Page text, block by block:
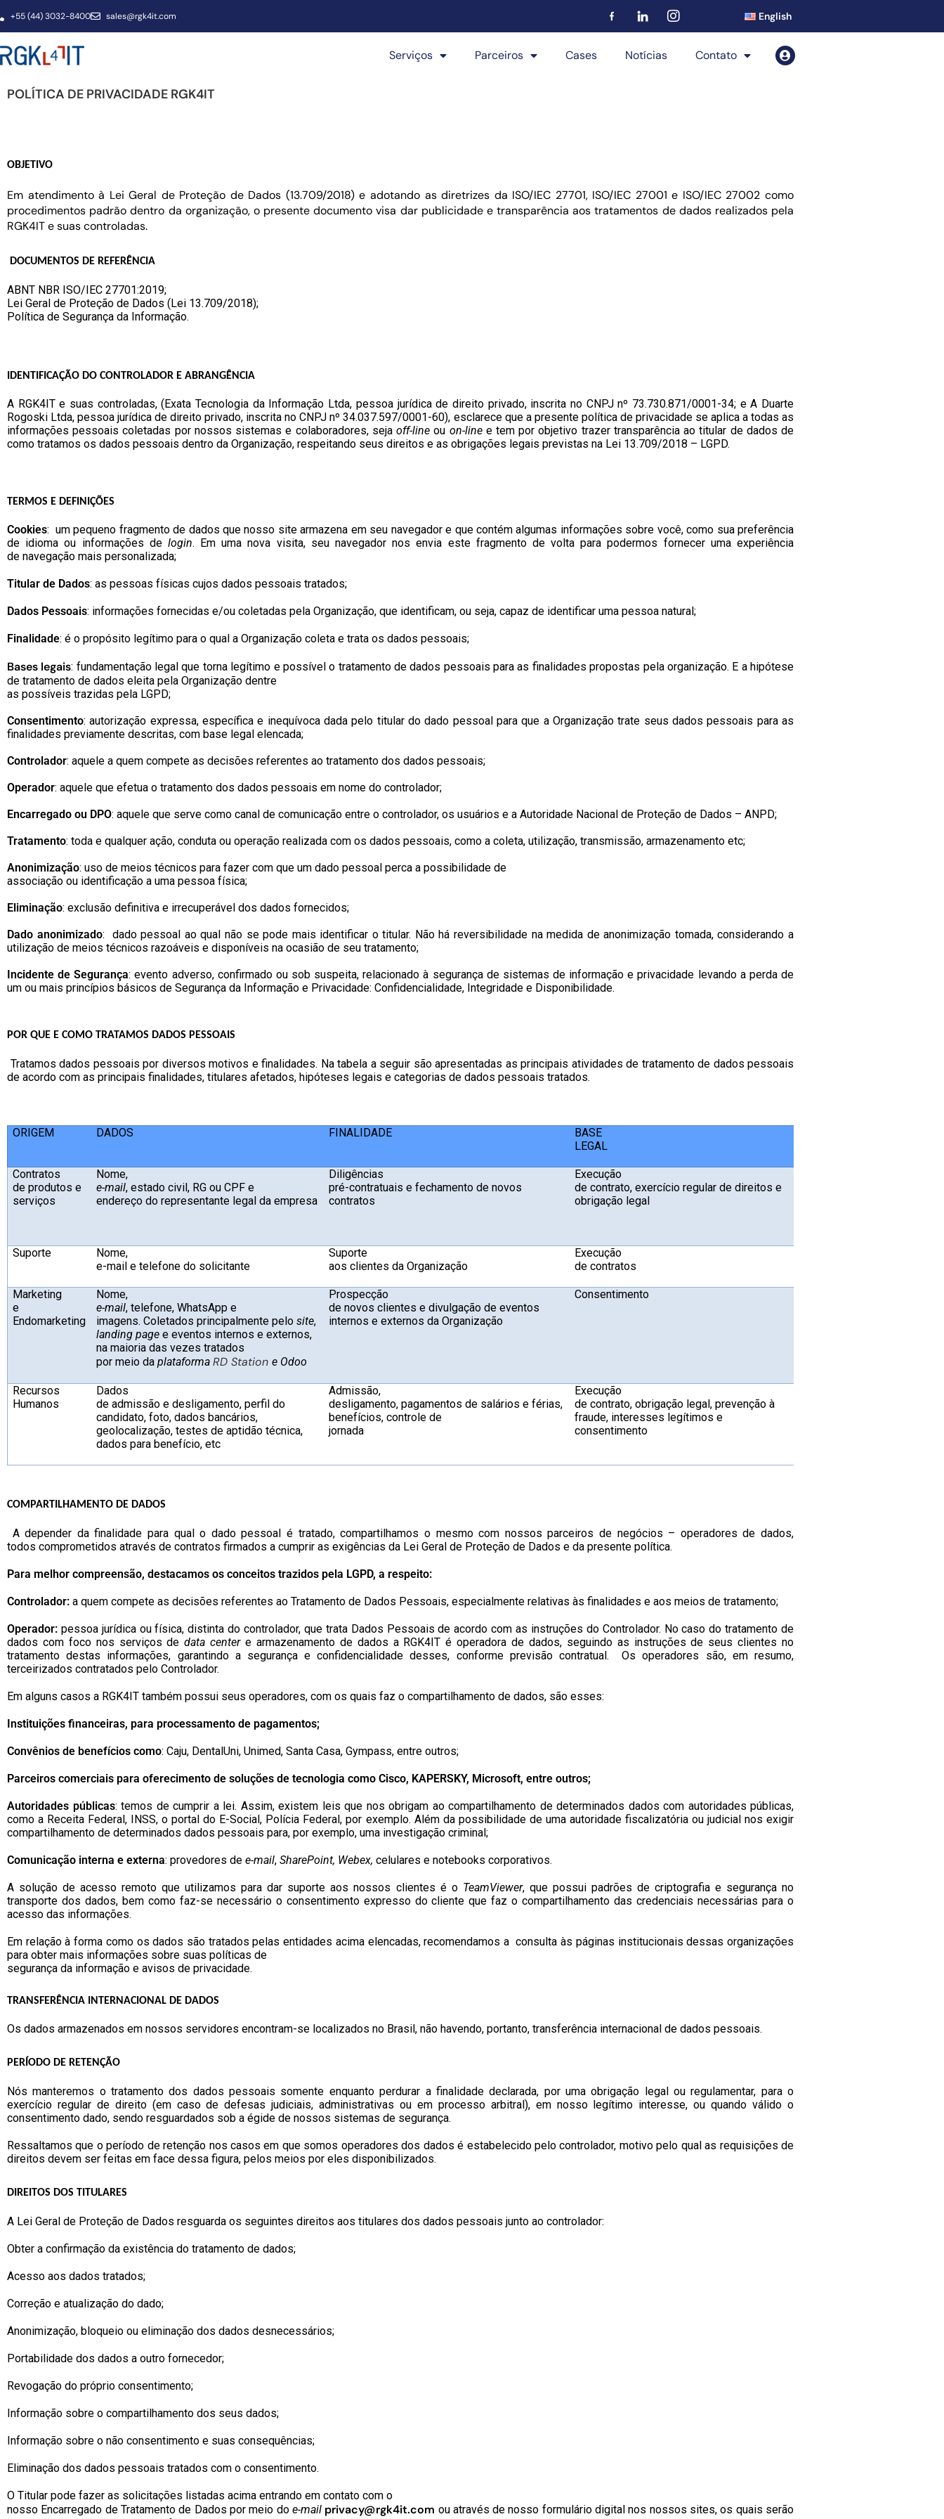
+55 (44) 3032-8400 sales@rgk4it.com English
Serviços Parceiros Cases Notícias Contato
POLÍTICA DE PRIVACIDADE RGK4IT
OBJETIVO
Em atendimento à Lei Geral de Proteção de Dados (13.709/2018) e adotando as diretrizes da ISO/IEC 27701, ISO/IEC 27001 e ISO/IEC 27002 como
procedimentos padrão dentro da organização, o presente documento visa dar publicidade e transparência aos tratamentos de dados realizados pela
RGK4IT e suas controladas.
DOCUMENTOS DE REFERÊNCIA
ABNT NBR ISO/IEC 27701:2019;
Lei Geral de Proteção de Dados (Lei 13.709/2018);
Política de Segurança da Informação.
IDENTIFICAÇÃO DO CONTROLADOR E ABRANGÊNCIA
A RGK4IT e suas controladas, (Exata Tecnologia da Informação Ltda, pessoa jurídica de direito privado, inscrita no CNPJ nº 73.730.871/0001-34; e A Duarte
Rogoski Ltda, pessoa jurídica de direito privado, inscrita no CNPJ nº 34.037.597/0001-60), esclarece que a presente política de privacidade se aplica a todas as
informações pessoais coletadas por nossos sistemas e colaboradores, sejaoff-line ou on-linee tempor objetivo trazer transparência ao titular de dados de
como tratamos os dados pessoais dentro da Organização, respeitando seus direitos e as obrigações legais previstas na Lei 13.709/2018 – LGPD.
TERMOS E DEFINIÇÕES
Cookies: um pequeno fragmento de dados que nosso site armazena em seu navegador e que contém algumas informações sobre você, como sua preferência
de idioma ou informações de login. Em uma nova visita, seu navegador nos envia este fragmento de volta para podermos fornecer uma experiência
de navegação mais personalizada;
Titular de Dados: as pessoas físicas cujos dados pessoais tratados;
Dados Pessoais: informações fornecidas e/ou coletadas pela Organização, que identificam, ou seja, capaz de identificar uma pessoa natural;
Finalidade: é o propósito legítimo para o qual a Organização coleta e trata os dados pessoais;
Bases legais: fundamentação legal que torna legítimo e possível o tratamento de dados pessoais para as finalidades propostas pela organização. E a hipótese
de tratamento de dados eleita pela Organização dentre
as possíveis trazidas pela LGPD;
Consentimento: autorização expressa, específica e inequívoca dada pelo titular do dado pessoal para que a Organização trate seus dados pessoais para as
finalidades previamente descritas, com base legal elencada;
Controlador: aquele a quem compete as decisões referentes ao tratamento dos dados pessoais;
Operador: aquele que efetua o tratamento dos dados pessoais em nome do controlador;
Encarregado ou DPO: aquele que serve como canal de comunicação entre o controlador, os usuários e a Autoridade Nacional de Proteção de Dados – ANPD;
Tratamento: toda e qualquer ação, conduta ou operação realizada com os dados pessoais, como a coleta, utilização, transmissão, armazenamento etc;
Anonimização: uso de meios técnicos para fazer com que um dado pessoal perca a possibilidade de
associação ou identificação a uma pessoa física;
Eliminação: exclusão definitiva e irrecuperável dos dados fornecidos;
Dado anonimizado: dado pessoal ao qual não se pode mais identificar o titular. Não há reversibilidade na medida de anonimização tomada, considerando a
utilização de meios técnicos razoáveis e disponíveis na ocasião de seu tratamento;
Incidente de Segurança: evento adverso, confirmado ou sob suspeita, relacionado à segurança de sistemas de informação e privacidade levando a perda de
um ou mais princípios básicos de Segurança da Informação e Privacidade: Confidencialidade, Integridade e Disponibilidade.
POR QUE E COMO TRATAMOS DADOS PESSOAIS
Tratamos dados pessoais por diversos motivos e finalidades. Na tabela a seguir são apresentadas as principais atividades de tratamento de dados pessoais
de acordo com as principais finalidades, titulares afetados, hipóteses legais e categorias de dados pessoais tratados.
ORIGEM DADOS FINALIDADE
BASE
LEGAL
Contratos
de produtos e
serviços
Nome,
e-mail, estado civil, RG ou CPF e
endereço do representante legal da empresa
Diligências
pré-contratuais e fechamento de novos
contratos
Execução
de contrato, exercício regular de direitos e
obrigação legal
Suporte
Nome,
e-mail e telefone do solicitante
Suporte
aos clientes da Organização
Execução
de contratos
Marketing
e
Endomarketing
Nome,
e-mail, telefone, WhatsApp e
imagens. Coletados principalmente pelosite,
landing page e eventos internos e externos,
na maioria das vezes tratados
por meio daplataformaRD Statione Odoo
Prospecção
de novos clientes e divulgação de eventos
internos e externos da Organização
Consentimento
Recursos
Humanos
Dados
de admissão e desligamento, perfil do
candidato, foto, dados bancários,
geolocalização, testes de aptidão técnica,
dados para benefício, etc
Admissão,
desligamento, pagamentos de salários e férias,
benefícios, controle de
jornada
Execução
de contrato, obrigação legal, prevenção à
fraude, interesses legítimos e
consentimento
COMPARTILHAMENTO DE DADOS
A depender da finalidade para qual o dado pessoal é tratado, compartilhamos o mesmo com nossos parceiros de negócios – operadores de dados,
todos comprometidos através de contratos firmados a cumprir as exigências da Lei Geral de Proteção de Dados e da presente política.
Para melhor compreensão, destacamos os conceitos trazidos pela LGPD, a respeito:
Controlador: a quem compete as decisões referentes ao Tratamento de Dados Pessoais, especialmente relativas às finalidades e aos meios de tratamento;
Operador: pessoa jurídica ou física, distinta do controlador, que trata Dados Pessoais de acordo com as instruções do Controlador. No caso do tratamento de
dados com foco nos serviços dedata center e armazenamento de dados a RGK4IT é operadora de dados, seguindo as instruções de seus clientes no
tratamento destas informações, garantindo a segurança e confidencialidade desses, conforme previsão contratual. Os operadores são, em resumo,
terceirizados contratados pelo Controlador.
Em alguns casos a RGK4IT também possui seus operadores, com os quais faz o compartilhamento de dados, são esses:
Instituições financeiras, para processamento de pagamentos;
Convênios de benefícios como: Caju, DentalUni, Unimed, Santa Casa, Gympass, entre outros;
Parceiros comerciais para oferecimento de soluções de tecnologia como Cisco, KAPERSKY, Microsoft, entre outros;
Autoridades públicas: temos de cumprir a lei. Assim, existem leis que nos obrigam ao compartilhamento de determinados dados com autoridades públicas,
como a Receita Federal, INSS, o portal do E-Social, Polícia Federal, por exemplo. Além da possibilidade de uma autoridade fiscalizatória ou judicial nos exigir
compartilhamento de determinados dados pessoais para, por exemplo, uma investigação criminal;
Comunicação interna e externa: provedores de e-mail, SharePoint, Webex, celulares e notebooks corporativos.
A solução de acesso remoto que utilizamos para dar suporte aos nossos clientes é o TeamViewer, que possui padrões de criptografia e segurança no
transporte dos dados, bem como faz-se necessário o consentimento expresso do cliente que faz o compartilhamento das credenciais necessárias para o
acesso das informações.
Em relação à forma como os dados são tratados pelas entidades acima elencadas, recomendamos a consulta às páginas institucionais dessas organizações
para obter mais informações sobre suas políticas de
segurança da informação e avisos de privacidade.
TRANSFERÊNCIA INTERNACIONAL DE DADOS
Os dados armazenados em nossos servidores encontram-se localizados no Brasil, não havendo, portanto, transferência internacional de dados pessoais.
PERÍODO DE RETENÇÃO
Nós manteremos o tratamento dos dados pessoais somente enquanto perdurar a finalidade declarada, por uma obrigação legal ou regulamentar, para o
exercício regular de direito (em caso de defesas judiciais, administrativas ou em processo arbitral), em nosso legítimo interesse, ou quando válido o
consentimento dado, sendo resguardados sob a égide de nossos sistemas de segurança.
Ressaltamos que o período de retenção nos casos em que somos operadores dos dados é estabelecido pelo controlador, motivo pelo qual as requisições de
direitos devem ser feitas em face dessa figura, pelos meios por eles disponibilizados.
DIREITOS DOS TITULARES
A Lei Geral de Proteção de Dados resguarda os seguintes direitos aos titulares dos dados pessoais junto ao controlador:
Obter a confirmação da existência do tratamento de dados;
Acesso aos dados tratados;
Correção e atualização do dado;
Anonimização, bloqueio ou eliminação dos dados desnecessários;
Portabilidade dos dados a outro fornecedor;
Revogação do próprio consentimento;
Informação sobre o compartilhamento dos seus dados;
Informação sobre o não consentimento e suas consequências;
Eliminação dos dados pessoais tratados com o consentimento.
O Titular pode fazer as solicitações listadas acima entrando em contato com o
nosso Encarregado de Tratamento de Dados por meio do e-mail privacy@rgk4it.com ou através de nosso formulário digital nos nossos sites, os quais serão